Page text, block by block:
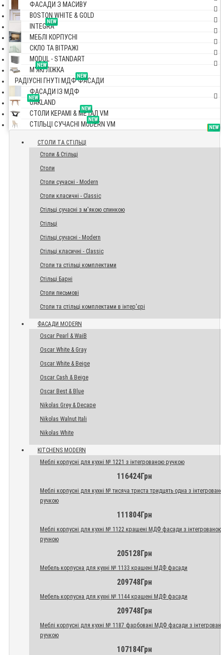
ФАСАДИ З МАСИВУ
BOSTON WHITE & GOLD
NEW
INTEGRA
МЕБЛІ КОРПУСНІ
СКЛО ТА ВІТРАЖІ
MODUL - STANDART
NEW
М'ЯКІ ЛІЖКА
NEW
РАДІУСНІ ГНУТІ МДФ ФАСАДИ
ФАСАДИ ІЗ МДФ
NEW
OAKLAND
NEW
СТОЛИ КЕРАМІ & МЕТАЛ VM
NEW
СТІЛЬЦІ СУЧАСНІ MODERN VM TOP
СТОЛИ ТА СТІЛЬЦІ
Столи & Стільці
Столи
Столи сучасні - Modern
Столи класичні - Classic
Стільці сучасні з м'якою спинкою
Стільці
Стільці сучасні - Modern
Стільці класичні - Classic
Столи та стільці комплектами
Стільці Барні
Столи письмові
Столи та стільці комплектами в інтер'єрі
NEW
ФАСАДИ MODERN
Oscar Pearl & WaiB
Oscar White & Gray
Oscar White & Beige
Oscar Cash & Beige
Oscar Best & Blue
Nikolas Grey & Decape
Nikolas Walnut Itali
Nikolas White
NEW
KITCHENS MODERN
Меблі корпусні для кухні № 1221 з інтегрованою ручкою
116424Грн
Меблі корпусні для кухні № тисяча триста тридцять одна з
ручкою
111804Грн
Меблі корпусні для кухні № 1122 крашені МДФ фасади з
ручною
205128Грн
Мебель корпусна для кухні № 1133 крашені МДФ фасади
209748Грн
Мебель корпусна для кухні № 1144 крашені МДФ фасади
209748Грн
Меблі корпусні для кухні № 1187 фарбовані МДФ фасади з
ручкою
107184Грн
NEW